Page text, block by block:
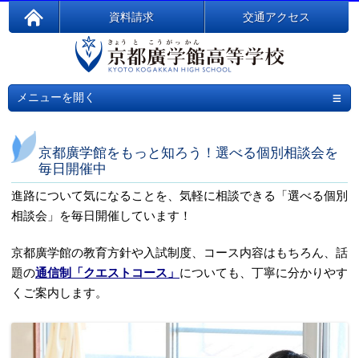
資料請求 交通アクセス
メニューを開く ≡
京都廣学館をもっと知ろう！選べる個別相談会を
毎日開催中
進路について気になることを、気軽に相談できる「選べる個別
相談会」を毎日開催しています！
京都廣学館の教育方針や入試制度、コース内容はもちろん、話
題の通信制「クエストコース」 についても、丁寧に分かりやす
くご案内します。